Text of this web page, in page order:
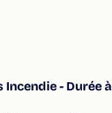
- Durée